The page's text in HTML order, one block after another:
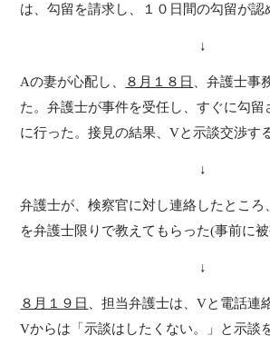
は、勾留を請求し、１０日間の勾留が認
↓
Aの妻が心配し、 ８月１８日 、弁護士事
た。弁護士が事件を受任し、すぐに勾留
に行った。接見の結果、Vと示談交渉す
↓
弁護士が、検察官に対し連絡したところ
を弁護士限りで教えてもらった(事前に被
↓
８月１９日 、担当弁護士は、Vと電話連
Vからは「示談はしたくない。」と示談